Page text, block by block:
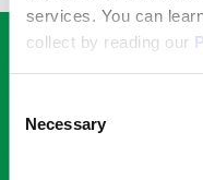
services. You can
collect by reading our
Selection
Necessary